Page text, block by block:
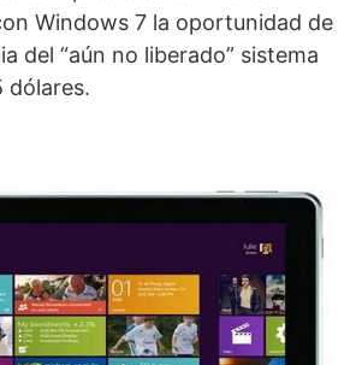
Windows 7 la oportunidad de
del “aún no liberado” sistema
dólares.